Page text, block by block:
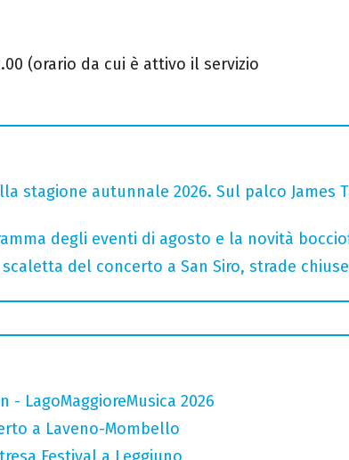
(orario da cui è attivo il servizio
stagione autunnale 2026. Sul palco James
degli eventi di agosto e la novità
del concerto a San Siro, strade
- LagoMaggioreMusica 2026
a Laveno-Mombello